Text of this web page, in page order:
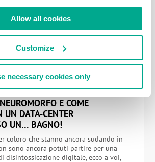
Allow all cookies
Customize
necessary cookies only
ancora percorrendo. Si tratta di un
[…]
DAL LATO OSCURO (E
HACKING DI CRIPTOVALUTE,
E COME
UN DATA-CENTER
UN… BAGNO!
coloro che stanno ancora sudando in
sono ancora potuti partire per una
disintossicazione digitale, ecco a voi,